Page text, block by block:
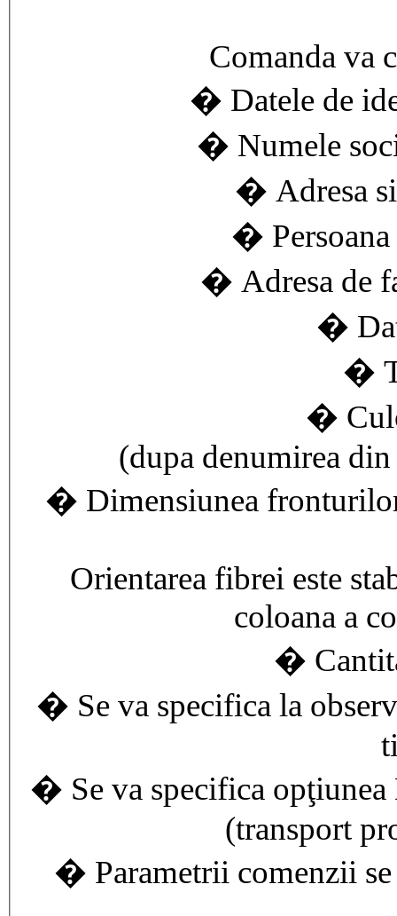
Comanda va
� Datele de
� Numele
� Adresa
� Persoana
� Adresa de
�
�
�
(dupa denumirea
� Dimensiunea
Orientarea fibrei este
coloana a
�
� Se va specifica la
� Se va specifica opţiunea
(transport
� Parametrii comenzii